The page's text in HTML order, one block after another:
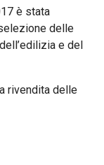
è stata
selezione delle
e del
rivendita delle